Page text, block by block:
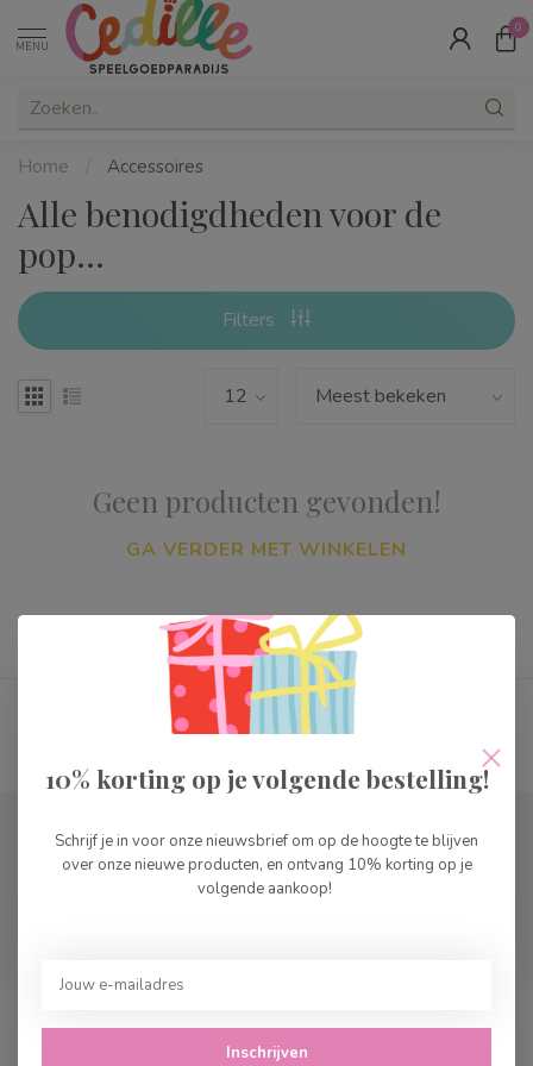
MENU
0
Home / Accessoires
Alle benodigdheden voor de
pop...
Filters
Geen producten gevonden!
GA VERDER MET WINKELEN
Toon 1 van 0
Abonneer je op onze nieuwsbrief
Blijf op de hoogte over onze laatste acties
10% korting op je volgende bestelling!
Schrijf je in voor onze nieuwsbrief om op de hoogte te blijven
over onze nieuwe producten, en ontvang 10% korting op je
volgende aankoop!
Inschrijven